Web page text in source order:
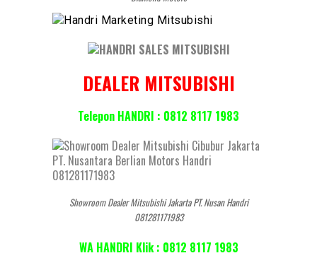
DEALER MITSUBISHI
Telepon HANDRI : 0812 8117 1983
Showroom Dealer Mitsubishi Jakarta PT. Nusan Handri
081281171983
WA HANDRI Klik : 0812 8117 1983